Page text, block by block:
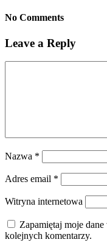
No Comments
Leave a Reply
Nazwa *
Adres email *
Witryna internetowa
Zapamiętaj moje
kolejnych komentarzy.